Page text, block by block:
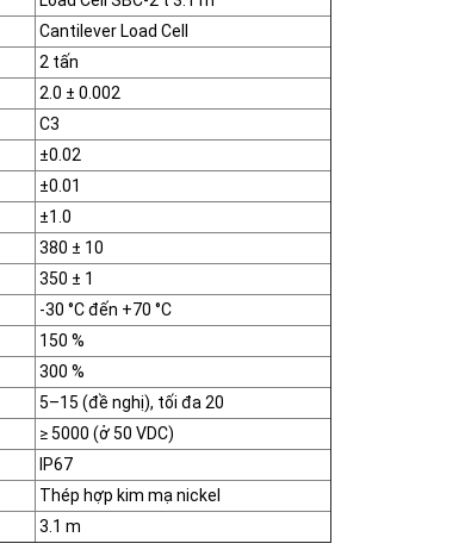
Cantilever Load Cell
2 tấn
2.0 ± 0.002
C3
±0.02
±0.01
±1.0
380 ± 10
350 ± 1
-30 °C đến +70 °C
150 %
300 %
5–15 (đề nghị), tối đa 20
≥ 5000 (ở 50 VDC)
IP67
Thép hợp kim mạ nickel
3.1 m